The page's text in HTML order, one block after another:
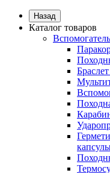
Назад
Каталог товаров